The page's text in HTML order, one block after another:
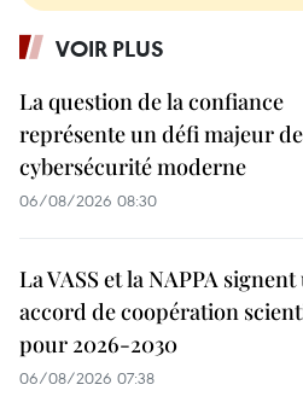
VOIR PLUS
La question de la confiance
représente un défi majeur
cybersécurité moderne
06/08/2026 08:30
La VASS et la NAPPA
accord de coopération
pour 2026-2030
06/08/2026 07:38